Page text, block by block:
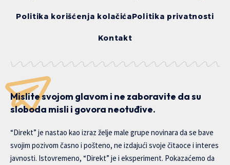
Politika korišćenja kolačićaPolitika privatnosti
Kontakt
Mislite svojom glavom i ne zaboravite da su
sloboda misli i govora neotuđive.
“Direkt” je nastao kao izraz želje male grupe novinara da se bave
svojim pozivom časno i pošteno, ne izdajući svoje čitaoce i interes
javnosti. Istovremeno, “Direkt” je i eksperiment. Pokazaćemo da